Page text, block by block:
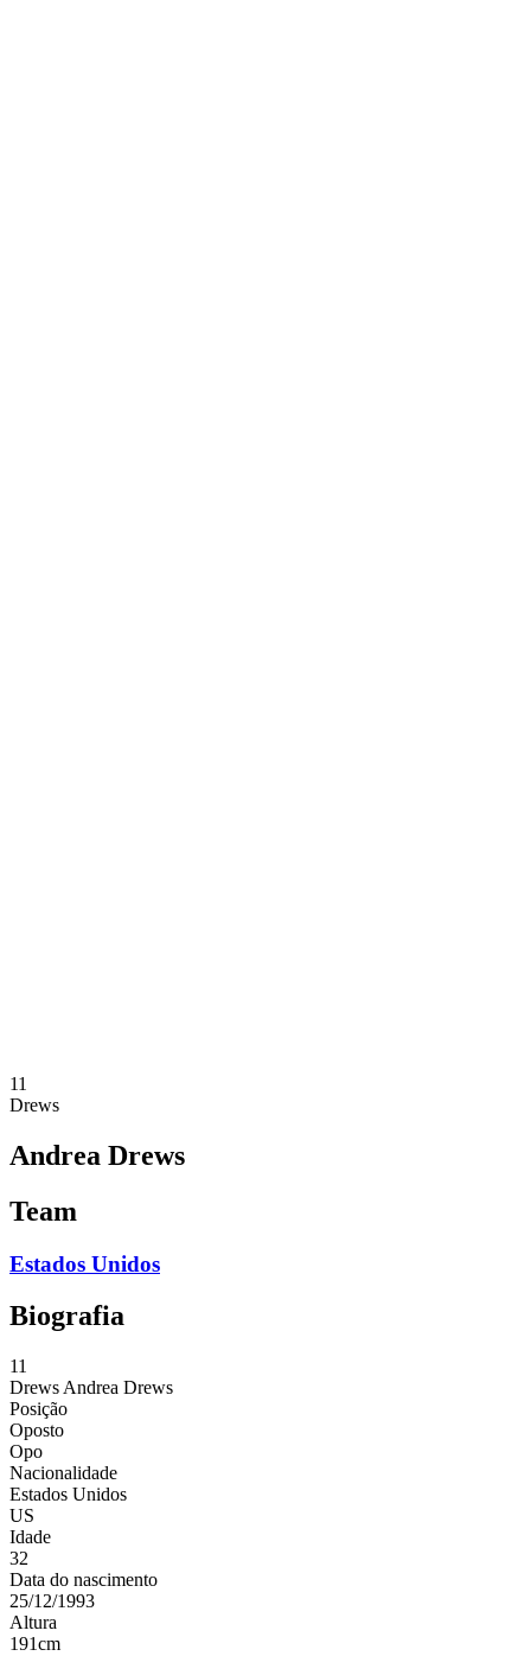
11
Drews
Andrea Drews
Team
Estados Unidos
Biografia
11
Drews Andrea Drews
Posição
Oposto
Opo
Nacionalidade
Estados Unidos
US
Idade
32
Data do nascimento
25/12/1993
Altura
191cm